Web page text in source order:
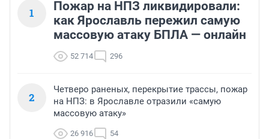
1
Пожар на НПЗ ликвидировали:
как Ярославль пережил самую
массовую атаку БПЛА — онлайн
52 714 296
2
Четверо раненых, перекрытие трассы, пожар
на НПЗ: в Ярославле отразили «самую
массовую атаку»
26 916 54